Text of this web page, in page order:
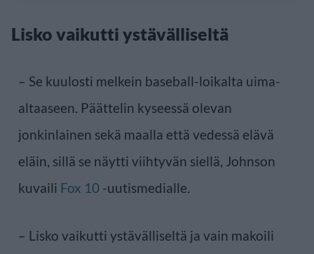
Lisko vaikutti ystävälliseltä
– Se kuulosti melkein baseball-loikalta uima-
altaaseen. Päättelin kyseessä olevan
jonkinlainen sekä maalla että vedessä elävä
eläin, sillä se näytti viihtyvän siellä, Johnson
kuvaili Fox 10 -uutismedialle.
– Lisko vaikutti ystävälliseltä ja vain makoili